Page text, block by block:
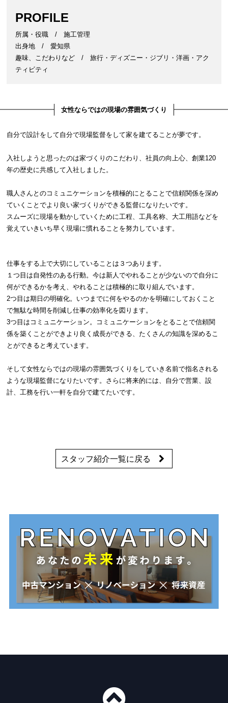
PROFILE
所属・役職 / 施工管理
出身地 / 愛知県
趣味、こだわりなど / 旅行・ディズニー・ジブリ・洋画・アク
ティビティ
女性ならではの現場の雰囲気づくり
自分で設計をして自分で現場監督をして家を建てることが夢です。
入社しようと思ったのは家づくりのこだわり、社員の向上心、創業120
年の歴史に共感して入社しました。
職人さんとのコミュニケーションを積極的にとることで信頼関係を深め
ていくことでより良い家づくりができる監督になりたいです。
スムーズに現場を動かしていくために工程、工具名称、大工用語などを
覚えていきいち早く現場に慣れることを努力しています。
仕事をする上で大切にしていることは３つあります。
１つ目は自発性のある行動。今は新人でやれることが少ないので自分に
何ができるかを考え、やれることは積極的に取り組んでいます。
2つ目は期日の明確化。いつまでに何をやるのかを明確にしておくこと
で無駄な時間を削減し仕事の効率化を図ります。
3つ目はコミュニケーション。コミュニケーションをとることで信頼関
係を築くことができより良く成長ができる、たくさんの知識を深めるこ
とができると考えています。
そして女性ならではの現場の雰囲気づくりをしていき名前で指名される
ような現場監督になりたいです。さらに将来的には、自分で営業、設
計、工務を行い一軒を自分で建てたいです。
スタッフ紹介一覧に戻る